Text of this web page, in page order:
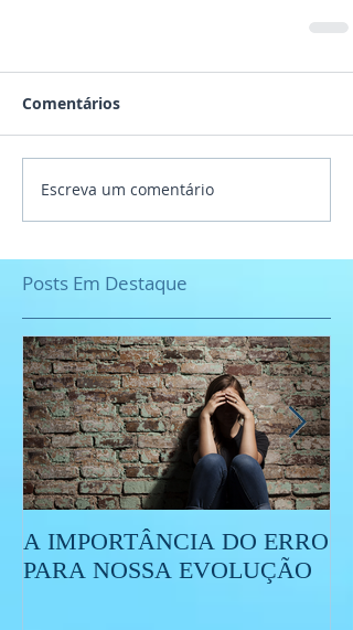
Comentários
Escreva um comentário
Posts Em Destaque
A IMPORTÂNCIA DO ERRO
PARA NOSSA EVOLUÇÃO